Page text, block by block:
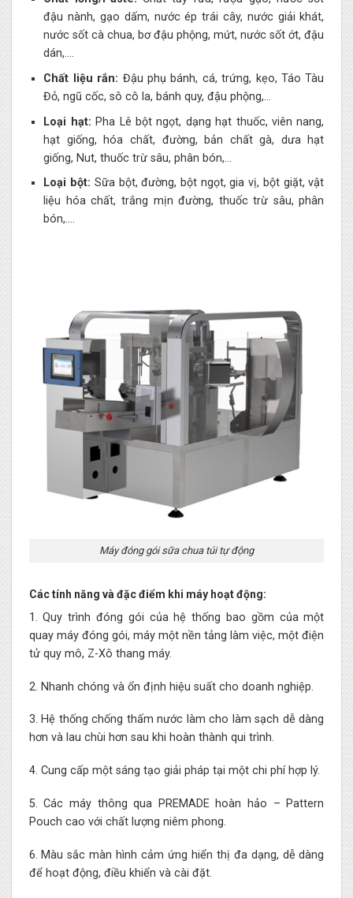
đậu nành, gạo dấm, nước ép trái cây, nước giải khát,
nước sốt cà chua, bơ đậu phộng, mứt, nước sốt ớt, đậu
dán,….
Chất liệu rắn: Đậu phụ bánh, cá, trứng, kẹo, Táo Tàu
Đỏ, ngũ cốc, sô cô la, bánh quy, đậu phộng,…
Loại hạt: Pha Lê bột ngọt, dạng hạt thuốc, viên nang,
hạt giống, hóa chất, đường, bản chất gà, dưa hạt
giống, Nut, thuốc trừ sâu, phân bón,…
Loại bột: Sữa bột, đường, bột ngọt, gia vị, bột giặt, vật
liệu hóa chất, trắng mịn đường, thuốc trừ sâu, phân
bón,….
Máy đóng gói sữa chua túi tự động
Các tính năng và đặc điểm khi máy hoạt động:
1. Quy trình đóng gói của hệ thống bao gồm của một
quay máy đóng gói, máy một nền tảng làm việc, một điện
tử quy mô, Z-Xô thang máy.
2. Nhanh chóng và ổn định hiệu suất cho doanh nghiệp.
3. Hệ thống chống thấm nước làm cho làm sạch dễ dàng
hơn và lau chùi hơn sau khi hoàn thành qui trình.
4. Cung cấp một sáng tạo giải pháp tại một chi phí hợp lý.
5. Các máy thông qua PREMADE hoàn hảo – Pattern
Pouch cao với chất lượng niêm phong.
6. Màu sắc màn hình cảm ứng hiển thị đa dạng, dễ dàng
để hoạt động, điều khiển và cài đặt.